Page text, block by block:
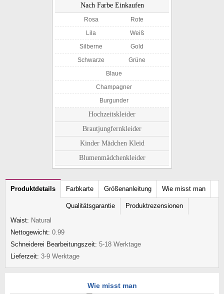
Nach Farbe Einkaufen
Rosa
Rote
Lila
Weiß
Silberne
Gold
Schwarze
Grüne
Blaue
Champagner
Burgunder
Hochzeitskleider
Brautjungfernkleider
Kinder Mädchen Kleid
Blumenmädchenkleider
Produktdetails Farbkarte Größenanleitung Wie misst man
Qualitätsgarantie
Produktrezensionen
Waist: Natural
Nettogewicht: 0.99
Schneiderei Bearbeitungszeit: 5-18 Werktage
Lieferzeit: 3-9 Werktage
Wie misst man